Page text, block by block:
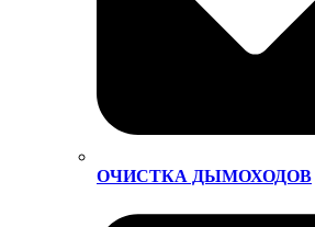
ОЧИСТКА ДЫМОХОДОВ